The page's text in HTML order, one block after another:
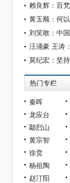
热门专栏
秦晖
龙应台
鄢烈山
黄宗智
徐贲
杨祖陶
赵汀阳